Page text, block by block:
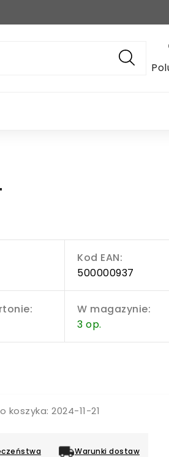
Kod EAN:
500000937
W magazynie:
3 op.
2024-11-21
Warunki dostaw